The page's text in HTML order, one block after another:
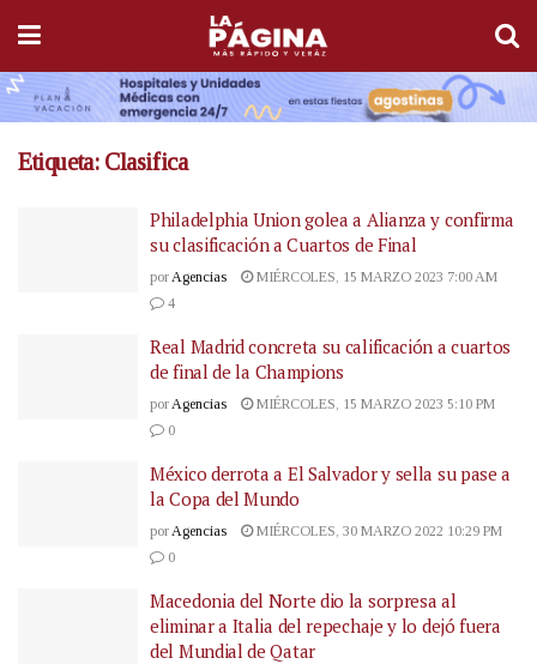
Etiqueta: Clasifica
Philadelphia Union golea a Alianza y confirma
su clasificación a Cuartos de Final
por Agencias
MIÉRCOLES, 15 MARZO 2023 7:00 AM
4
Real Madrid concreta su calificación a cuartos
de final de la Champions
por Agencias
MIÉRCOLES, 15 MARZO 2023 5:10 PM
0
México derrota a El Salvador y sella su pase a
la Copa del Mundo
por Agencias
MIÉRCOLES, 30 MARZO 2022 10:29 PM
0
Macedonia del Norte dio la sorpresa al
eliminar a Italia del repechaje y lo dejó fuera
del Mundial de Qatar